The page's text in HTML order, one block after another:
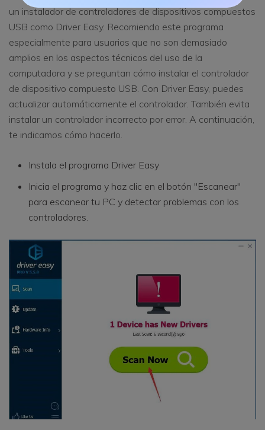
un instalador de controladores de dispositivos compuestos
USB como Driver Easy. Recomiendo este programa
especialmente para usuarios que no son demasiado
amplios en los aspectos técnicos del uso de la
computadora y se preguntan cómo instalar el controlador
de dispositivo compuesto USB. Con Driver Easy, puedes
actualizar automáticamente el controlador. También evita
instalar un controlador incorrecto por error. A continuación,
te indicamos cómo hacerlo.
Instala el programa Driver Easy
Inicia el programa y haz clic en el botón "Escanear"
para escanear tu PC y detectar problemas con los
controladores.